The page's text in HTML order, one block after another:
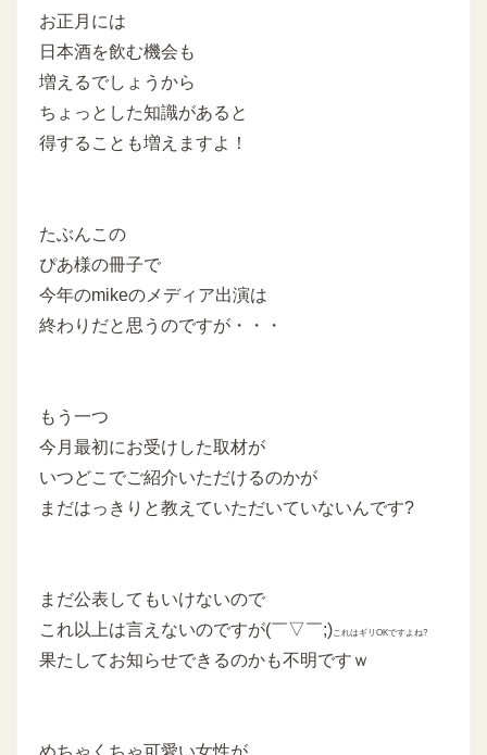
お正月には
日本酒を飲む機会も
増えるでしょうから
ちょっとした知識があると
得することも増えますよ！
たぶんこの
ぴあ様の冊子で
今年のmikeのメディア出演は
終わりだと思うのですが・・・
もう一つ
今月最初にお受けした取材が
いつどこでご紹介いただけるのかが
まだはっきりと教えていただいていないんです?
まだ公表してもいけないので
これ以上は言えないのですが(￣▽￣;)これはギリOKですよね?
果たしてお知らせできるのかも不明ですｗ